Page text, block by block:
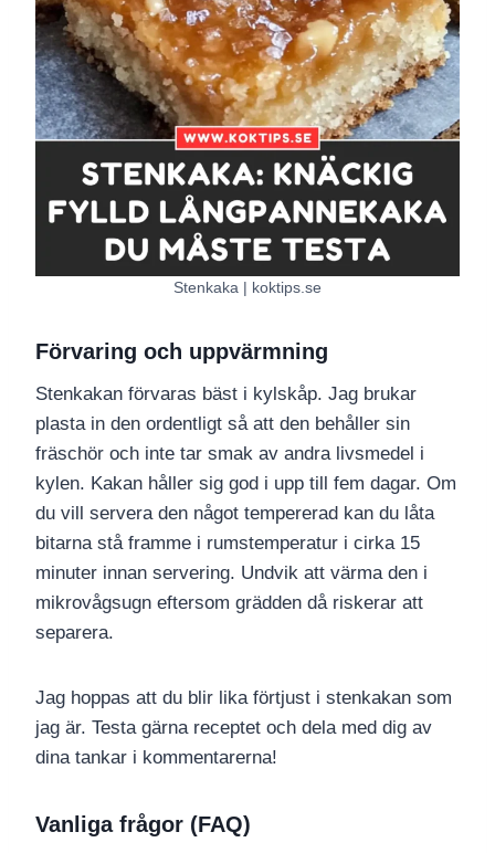
Stenkaka | koktips.se
Förvaring och uppvärmning
Stenkakan förvaras bäst i kylskåp. Jag brukar
plasta in den ordentligt så att den behåller sin
fräschör och inte tar smak av andra livsmedel i
kylen. Kakan håller sig god i upp till fem dagar. Om
du vill servera den något tempererad kan du låta
bitarna stå framme i rumstemperatur i cirka 15
minuter innan servering. Undvik att värma den i
mikrovågsugn eftersom grädden då riskerar att
separera.
Jag hoppas att du blir lika förtjust i stenkakan som
jag är. Testa gärna receptet och dela med dig av
dina tankar i kommentarerna!
Vanliga frågor (FAQ)